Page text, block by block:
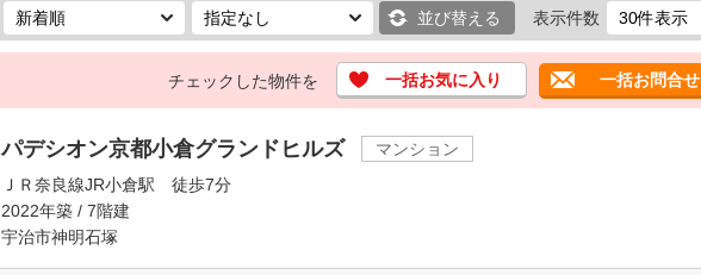
並び替える 表示件数
チェックした物件を 一括お気に入り 一括お問合せ
パデシオン京都小倉グランドヒルズ
マンション
ＪＲ奈良線JR小倉駅 徒歩7分
2022年築 / 7階建
宇治市神明石塚